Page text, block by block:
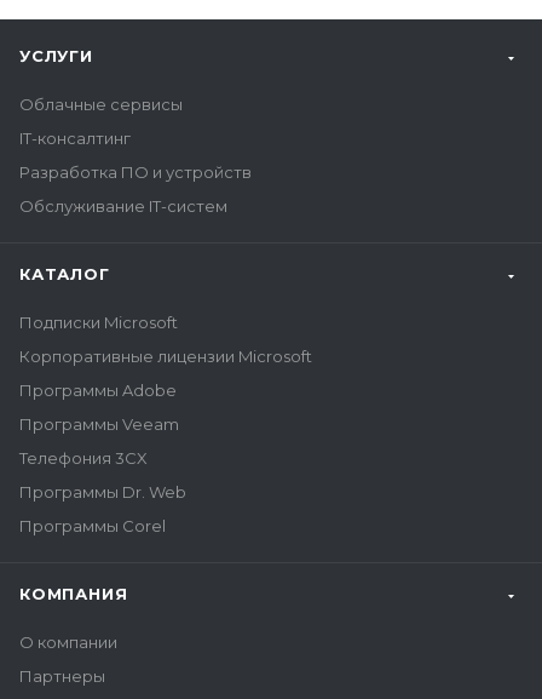
УСЛУГИ
Облачные сервисы
IT-консалтинг
Разработка ПО и устройств
Обслуживание IT-систем
КАТАЛОГ
Подписки Microsoft
Корпоративные лицензии Microsoft
Программы Adobe
Программы Veeam
Телефония 3CX
Программы Dr. Web
Программы Corel
КОМПАНИЯ
О компании
Партнеры